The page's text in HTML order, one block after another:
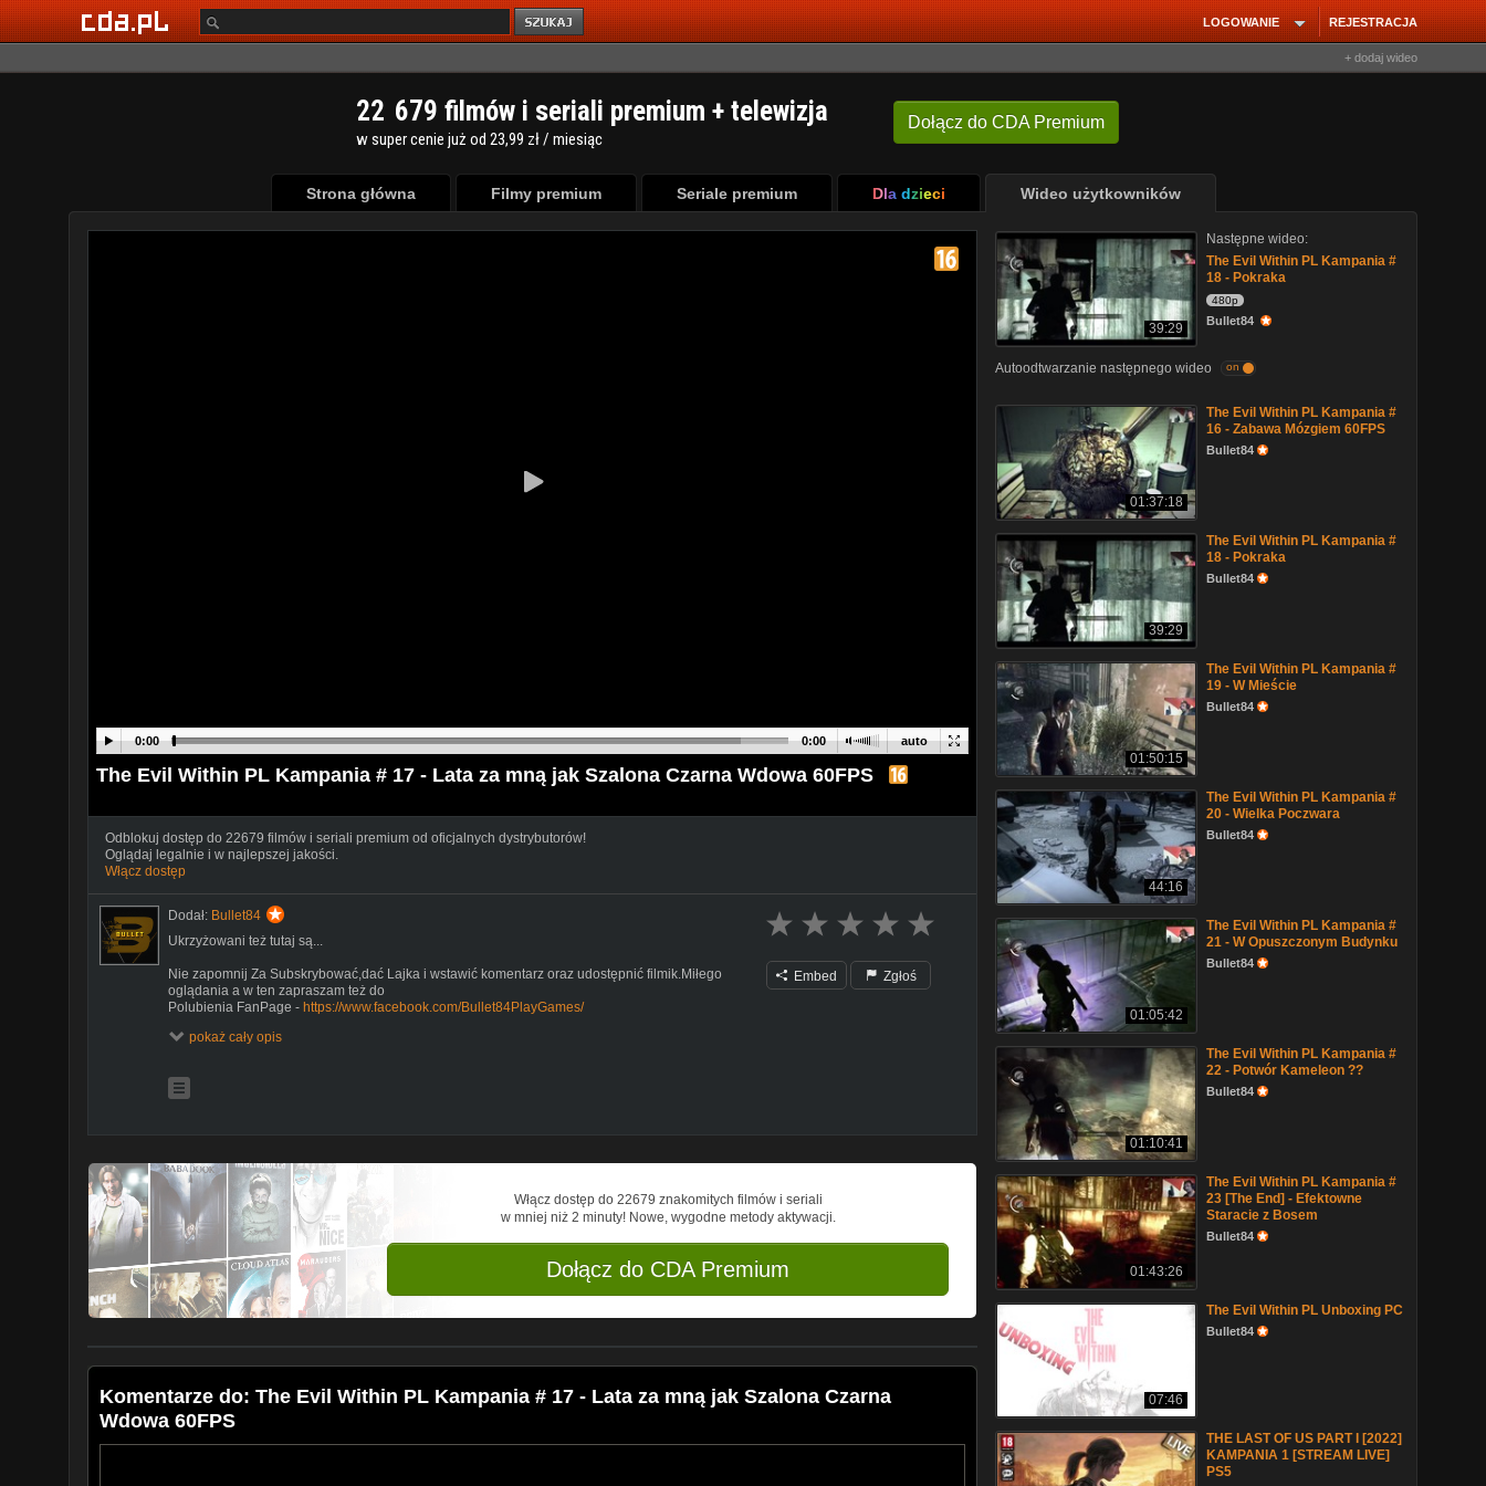
REJESTRACJA
LOGOWANIE
+ dodaj wideo
Dołącz do CDA Premium
22 679 filmów i seriali premium + telewizja
w super cenie już od 23,99 zł / miesiąc
Strona główna Filmy premium Seriale premium Dla dzieci Wideo użytkowników
auto
0:00 0:00
The Evil Within PL Kampania # 17 - Lata za mną jak Szalona Czarna Wdowa 60FPS
Odblokuj dostęp do 22679 filmów i seriali premium od oficjalnych dystrybutorów!
Oglądaj legalnie i w najlepszej jakości.
Włącz dostęp
Dodał: Bullet84
Ukrzyżowani też tutaj są...
Nie zapomnij Za Subskrybować,dać Lajka i wstawić komentarz oraz udostępnić filmik.Miłego
oglądania a w ten zapraszam też do
Polubienia FanPage - https://www.facebook.com/Bullet84PlayGames/
pokaż cały opis
Embed Zgłoś
Włącz dostęp do 22679 znakomitych filmów i seriali
w mniej niż 2 minuty! Nowe, wygodne metody aktywacji.
Dołącz do CDA Premium
Komentarze do: The Evil Within PL Kampania # 17 - Lata za mną jak Szalona Czarna
Wdowa 60FPS
39:29
Następne wideo:
The Evil Within PL Kampania #
18 - Pokraka
480p
Bullet84
Autoodtwarzanie następnego wideo on
01:37:18
The Evil Within PL Kampania #
16 - Zabawa Mózgiem 60FPS
Bullet84
39:29
The Evil Within PL Kampania #
18 - Pokraka
Bullet84
01:50:15
The Evil Within PL Kampania #
19 - W Mieście
Bullet84
44:16
The Evil Within PL Kampania #
20 - Wielka Poczwara
Bullet84
01:05:42
The Evil Within PL Kampania #
21 - W Opuszczonym Budynku
Bullet84
01:10:41
The Evil Within PL Kampania #
22 - Potwór Kameleon ??
Bullet84
01:43:26
The Evil Within PL Kampania #
23 [The End] - Efektowne
Staracie z Bosem
Bullet84
07:46
The Evil Within PL Unboxing PC
Bullet84
THE LAST OF US PART I [2022]
KAMPANIA 1 [STREAM LIVE]
PS5